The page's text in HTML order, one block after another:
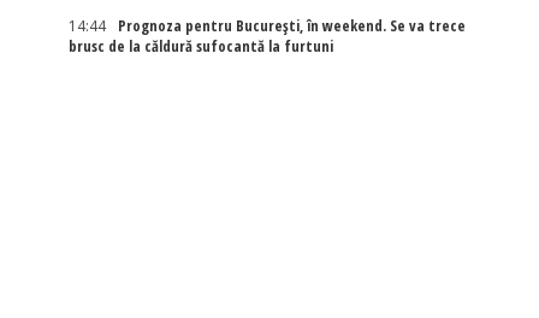
14:44
Prognoza pentru București, în weekend. Se va trece
brusc de la căldură sufocantă la furtuni